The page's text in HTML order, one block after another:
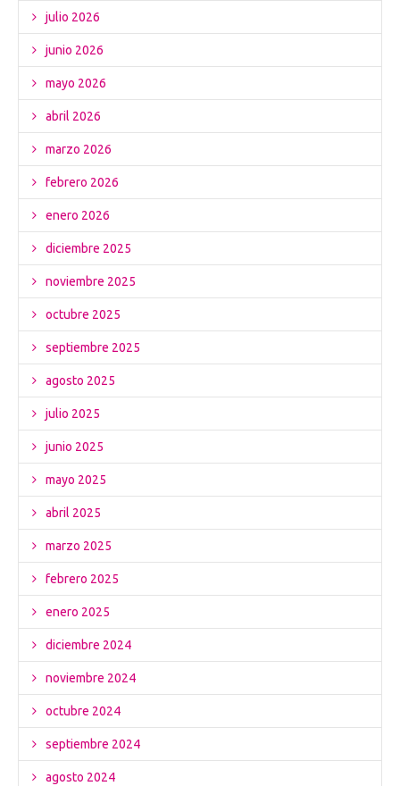
julio 2026
junio 2026
mayo 2026
abril 2026
marzo 2026
febrero 2026
enero 2026
diciembre 2025
noviembre 2025
octubre 2025
septiembre 2025
agosto 2025
julio 2025
junio 2025
mayo 2025
abril 2025
marzo 2025
febrero 2025
enero 2025
diciembre 2024
noviembre 2024
octubre 2024
septiembre 2024
agosto 2024